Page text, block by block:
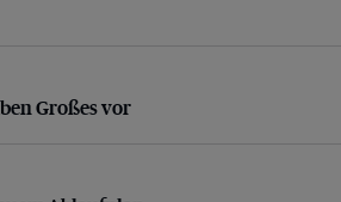
Großes vor
Großes vor
Ablaufplan